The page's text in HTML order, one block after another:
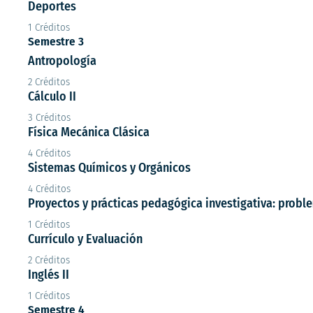
Deportes
1 Créditos
Semestre 3
Antropología
2 Créditos
Cálculo II
3 Créditos
Física Mecánica Clásica
4 Créditos
Sistemas Químicos y Orgánicos
4 Créditos
Proyectos y prácticas pedagógica investigativa:
1 Créditos
Currículo y Evaluación
2 Créditos
Inglés II
1 Créditos
Semestre 4